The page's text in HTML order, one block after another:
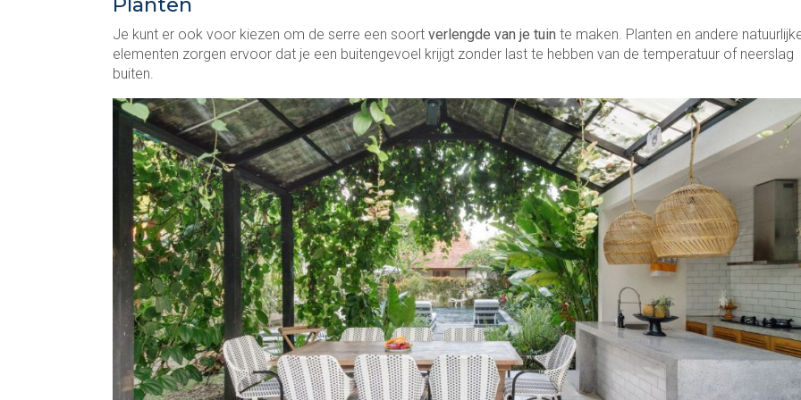
Je kunt er ook voor kiezen om de serre een soort verlengde van je tuin te maken. Planten en andere
elementen zorgen ervoor dat je een buitengevoel krijgt zonder last te hebben van de temperatuur of neerslag
buiten.